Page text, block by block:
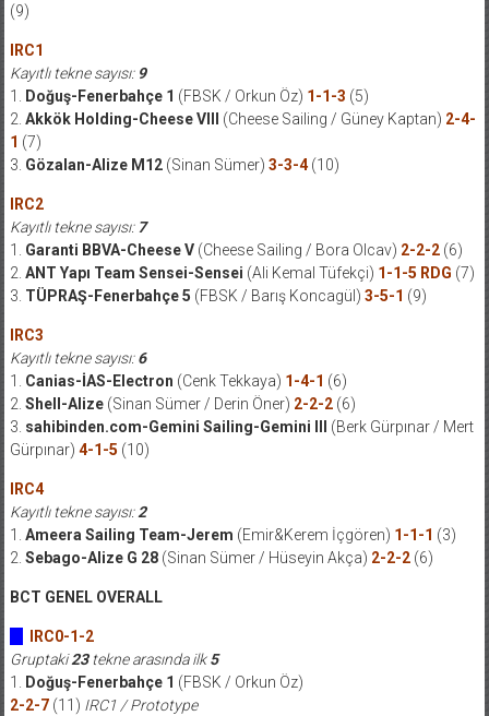
(9)
IRC1
Kayıtlı tekne sayısı: 9
1.
Doğuş-Fenerbahçe 1 (FBSK / Orkun Öz) 1-1-3 (5)
2. Akkök Holding-Cheese VIII (Cheese Sailing / Güney Kaptan) 2-4-
1 (7)
3. Gözalan-Alize M12(Sinan Sümer) 3-3-4(10)
IRC2
Kayıtlı tekne sayısı: 7
1. Garanti BBVA-Cheese V(Cheese Sailing / Bora Olcav) 2-2-2(6)
2. ANT Yapı Team Sensei-Sensei (Ali Kemal Tüfekçi) 1-1-5 RDG (7)
3. TÜPRAŞ-Fenerbahçe 5 (FBSK / Barış Koncagül) 3-5-1 (9)
IRC3
Kayıtlı tekne sayısı:6
1. Canias-İAS-Electron (Cenk Tekkaya) 1-4-1 (6)
2. Shell-Alize(Sinan Sümer / Derin Öner) 2-2-2(6)
3. sahibinden.com-Gemini Sailing-Gemini III
(Berk Gürpınar / Mert
Gürpınar) 4-1-5 (10)
IRC4
Kayıtlı tekne sayısı:2
1. Ameera Sailing Team-Jerem (Emir&Kerem İçgören) 1-1-1 (3)
2. Sebago-Alize G 28(Sinan Sümer / Hüseyin Akça) 2-2-2(6)
BCT GENEL OVERALL
IRC0-1-2
Gruptaki23tekne arasında ilk5
1.
Doğuş-Fenerbahçe 1 (FBSK / Orkun Öz)
2-2-7(11) IRC1 / Prototype